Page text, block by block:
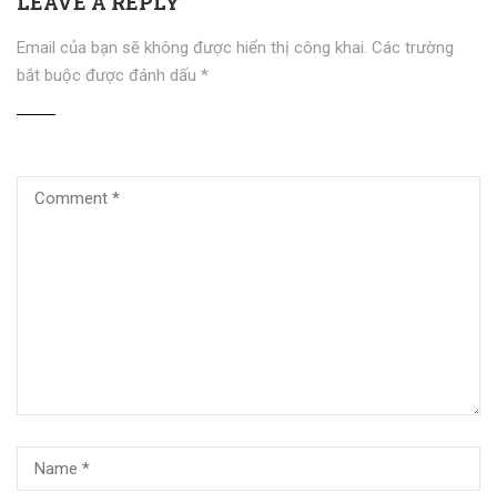
Email của bạn sẽ không được hiển thị công khai. Các trường
bắt buộc được đánh dấu *